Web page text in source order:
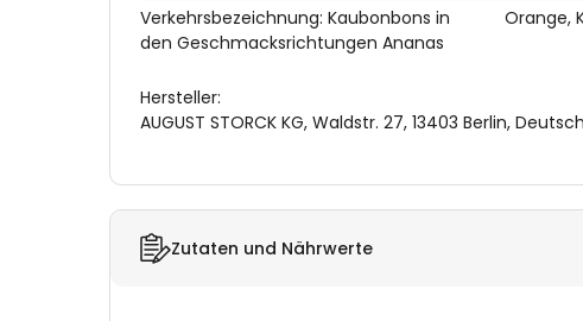
Verkehrsbezeichnung: Kaubonbons in
den Geschmacksrichtungen Ananas
Orange,
Hersteller:
AUGUST STORCK KG, Waldstr. 27, 13403 Berlin,
Zutaten und Nährwerte